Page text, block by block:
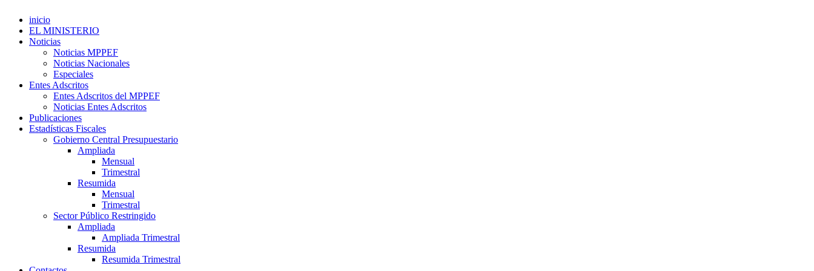
inicio
EL MINISTERIO
Noticias
Noticias MPPEF
Noticias Nacionales
Especiales
Entes Adscritos
Entes Adscritos del MPPEF
Noticias Entes Adscritos
Publicaciones
Estadísticas Fiscales
Gobierno Central Presupuestario
Ampliada
Mensual
Trimestral
Resumida
Mensual
Trimestral
Sector Público Restringido
Ampliada
Ampliada Trimestral
Resumida
Resumida Trimestral